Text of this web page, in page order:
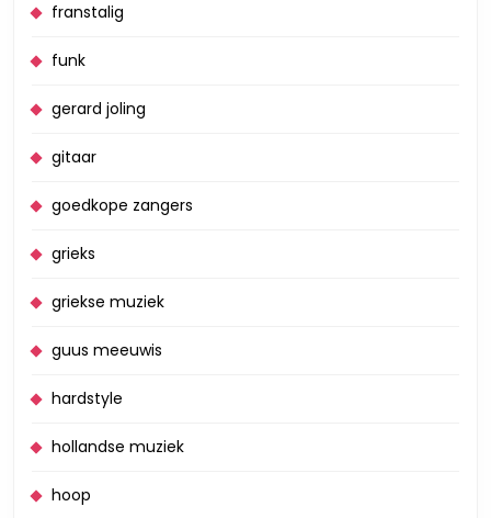
franstalig
funk
gerard joling
gitaar
goedkope zangers
grieks
griekse muziek
guus meeuwis
hardstyle
hollandse muziek
hoop